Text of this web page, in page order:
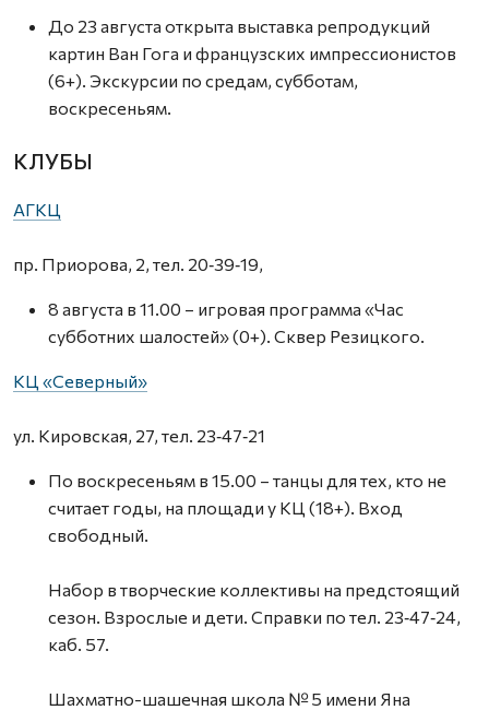
До 23 августа открыта выставка репродукций
картин Ван Гога и французских импрессионистов
(6+). Экскурсии по средам, субботам,
воскресеньям.
КЛУБЫ
АГКЦ
пр. Приорова, 2, тел. 20‑39‑19,
8 августа в 11.00 – игровая программа «Час
субботних шалостей» (0+). Сквер Резицкого.
КЦ «Северный»
ул. Кировская, 27, тел. 23‑47‑21
По воскресеньям в 15.00 – танцы для тех, кто не
считает годы, на площади у КЦ (18+). Вход
свободный.
Набор в творческие коллективы на предстоящий
сезон. Взрослые и дети. Справки по тел. 23‑47‑24,
каб. 57.
Шахматно-шашечная школа № 5 имени Яна